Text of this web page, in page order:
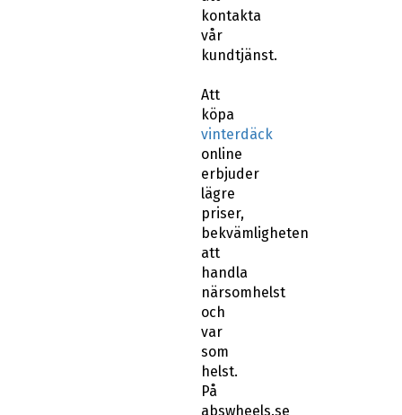
kontakta
vår
kundtjänst.
Att
köpa
vinterdäck
online
erbjuder
lägre
priser,
bekvämligheten
att
handla
närsomhelst
och
var
som
helst.
På
abswheels.se